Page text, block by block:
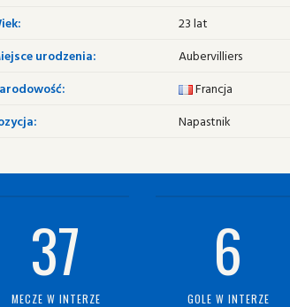
23 lat
urodzenia:
Aubervilliers
Francja
Napastnik
37
MECZE W INTERZE
6
GOLE W INTERZE